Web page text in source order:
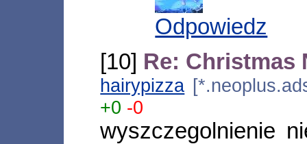
Odpowiedz
[10] Re: Christmas
hairypizza
+0 -0
wyszczegolnienie